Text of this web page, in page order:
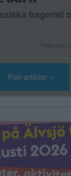
bageriet
Publicerad
Fler artiklar »